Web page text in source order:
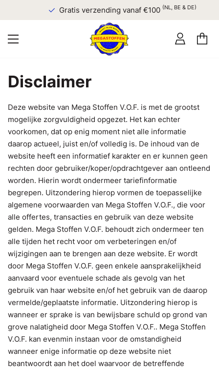
Gratis verzending vanaf €100(NL, BE & DE)
Disclaimer
Deze website van Mega Stoffen V.O.F. is met de grootst
mogelijke zorgvuldigheid opgezet. Het kan echter
voorkomen, dat op enig moment niet alle informatie
daarop actueel, juist en/of volledig is. De inhoud van de
website heeft een informatief karakter en er kunnen geen
rechten door gebruiker/koper/opdrachtgever aan ontleend
worden. Hierin wordt ondermeer tariefinformatie
begrepen. Uitzondering hierop vormen de toepasselijke
algemene voorwaarden van Mega Stoffen V.O.F., die voor
alle offertes, transacties en gebruik van deze website
gelden. Mega Stoffen V.O.F. behoudt zich ondermeer ten
alle tijden het recht voor om verbeteringen en/of
wijzigingen aan te brengen aan deze website. Er wordt
door Mega Stoffen V.O.F. geen enkele aansprakelijkheid
aanvaard voor eventuele schade als gevolg van het
gebruik van haar website en/of het gebruik van de daarop
vermelde/geplaatste informatie. Uitzondering hierop is
wanneer er sprake is van bewijsbare schuld op grond van
grove nalatigheid door Mega Stoffen V.O.F.. Mega Stoffen
V.O.F. kan evenmin instaan voor de omstandigheid
wanneer enige informatie op deze website niet
beantwoordt aan het doel waarvoor de betreffende